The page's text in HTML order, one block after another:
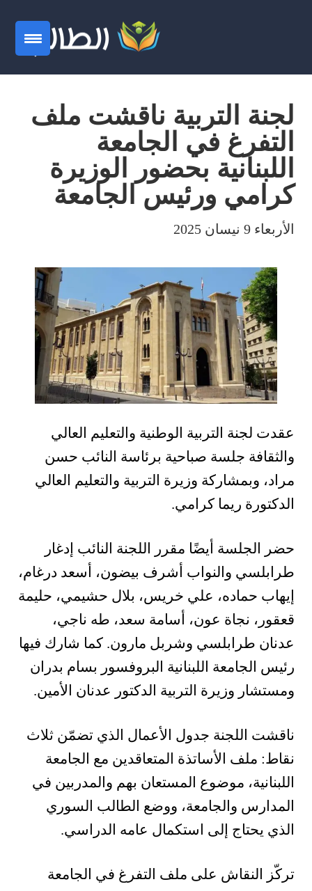
لجنة التربية ناقشت ملف
التفرغ في الجامعة
اللبنانية بحضور الوزيرة
كرامي ورئيس الجامعة
الأربعاء 9 نيسان 2025
عقدت لجنة التربية الوطنية والتعليم العالي
والثقافة جلسة صباحية برئاسة النائب حسن
مراد، وبمشاركة وزيرة التربية والتعليم العالي
الدكتورة ريما كرامي.
حضر الجلسة أيضًا مقرر اللجنة النائب إدغار
طرابلسي والنواب أشرف بيضون، أسعد درغام،
إيهاب حماده، علي خريس، بلال حشيمي، حليمة
قعقور، نجاة عون، أسامة سعد، طه ناجي،
عدنان طرابلسي وشربل مارون. كما شارك فيها
رئيس الجامعة اللبنانية البروفسور بسام بدران
ومستشار وزيرة التربية الدكتور عدنان الأمين.
ناقشت اللجنة جدول الأعمال الذي تضمّن ثلاث
نقاط: ملف الأساتذة المتعاقدين مع الجامعة
اللبنانية، موضوع المستعان بهم والمدربين في
المدارس والجامعة، ووضع الطالب السوري
الذي يحتاج إلى استكمال عامه الدراسي.
تركّز النقاش على ملف التفرغ في الجامعة